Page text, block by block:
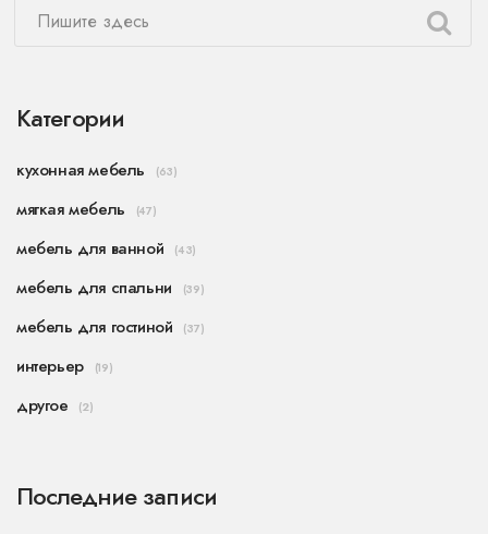
Категории
кухонная мебель (63)
мягкая мебель (47)
мебель для ванной (43)
мебель для спальни (39)
мебель для гостиной (37)
интерьер (19)
другое (2)
Последние записи